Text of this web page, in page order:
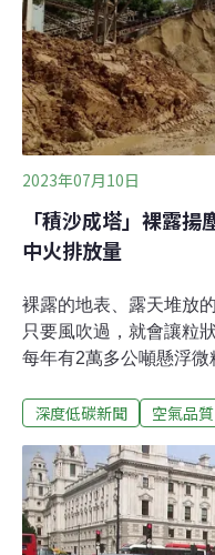
2023年07月10日
「積沙成塔」裸露
中火排放量
裸露的地表、露天堆放
只要風吹過，就會讓粒
每年有2萬多公噸懸浮
逸散性粒狀污染物空氣
懸浮微粒，相當於中火
年排放2萬424公噸懸浮
壤、工廠物料，以及開
2812公噸）。這種污染
深度低碳新聞 空氣品質